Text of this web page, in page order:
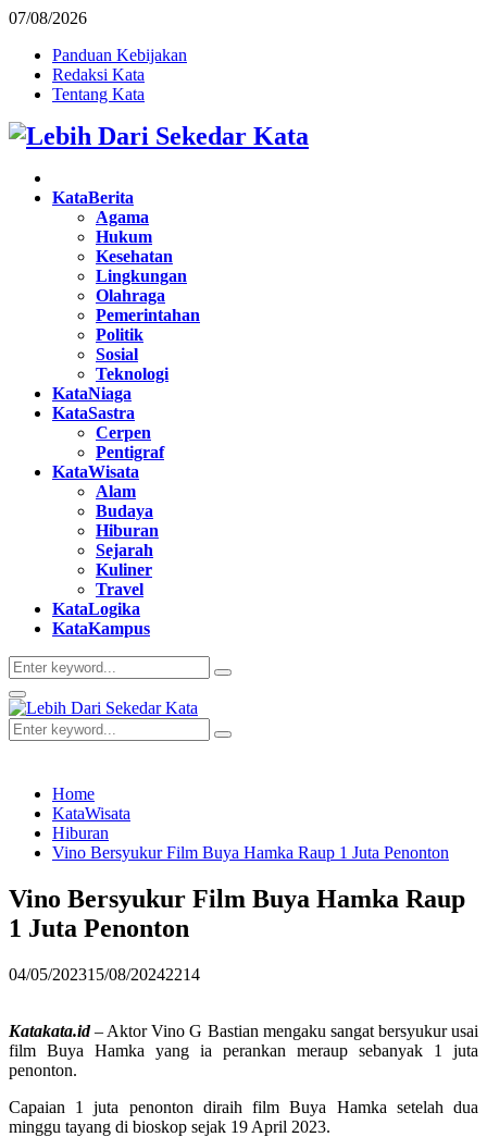
07/08/2026
Panduan Kebijakan
Redaksi Kata
Tentang Kata
Facebook
Twitter
Instagram
Pinterest
Youtube
KataBerita
Agama
Hukum
Kesehatan
Lingkungan
Olahraga
Pemerintahan
Politik
Sosial
Teknologi
KataNiaga
KataSastra
Cerpen
Pentigraf
KataWisata
Alam
Budaya
Hiburan
Sejarah
Kuliner
Travel
KataLogika
KataKampus
Search
for:
Search
Primary
Menu
Search
for:
Search
Home
KataWisata
Hiburan
Vino Bersyukur Film Buya Hamka Raup 1 Juta Penonton
Vino Bersyukur Film Buya Hamka Raup
1 Juta Penonton
04/05/202315/08/20242214
Katakata.id– Aktor Vino G Bastian mengaku sangat bersyukur usai
film Buya Hamka yang ia perankan meraup sebanyak 1 juta
penonton.
Capaian 1 juta penonton diraih film Buya Hamka setelah dua
minggu tayang di bioskop sejak 19 April 2023.